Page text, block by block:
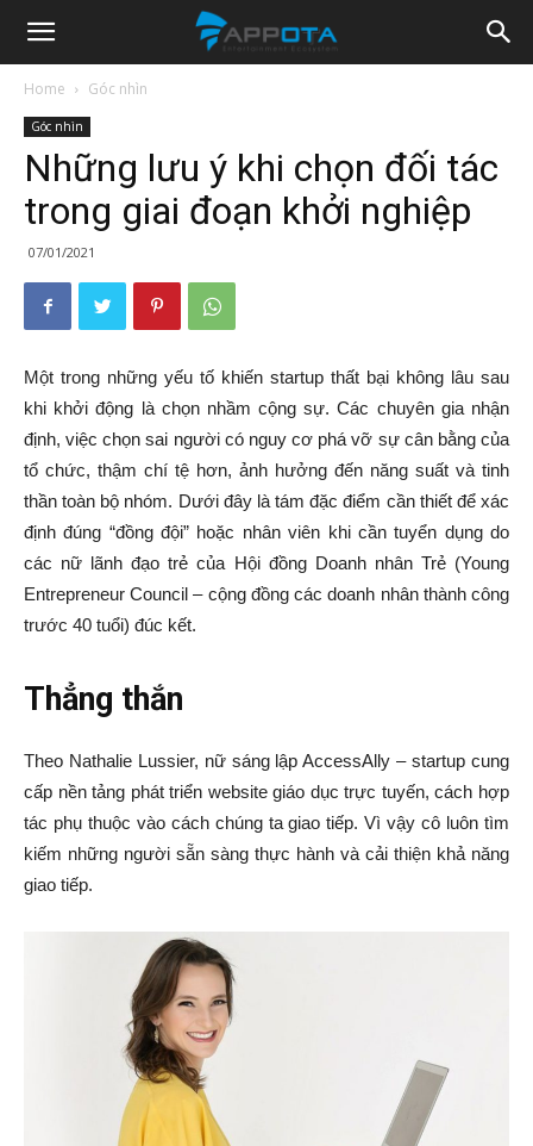
Appota
News
Home Góc nhìn
Góc nhìn
Những lưu ý khi chọn đối tác
trong giai đoạn khởi nghiệp
07/01/2021
Một trong những yếu tố khiến startup thất bại không lâu sau
khi khởi động là chọn nhầm cộng sự. Các chuyên gia nhận
định, việc chọn sai người có nguy cơ phá vỡ sự cân bằng của
tổ chức, thậm chí tệ hơn, ảnh hưởng đến năng suất và tinh
thần toàn bộ nhóm. Dưới đây là tám đặc điểm cần thiết để xác
định đúng “đồng đội” hoặc nhân viên khi cần tuyển dụng do
các nữ lãnh đạo trẻ của Hội đồng Doanh nhân Trẻ (Young
Entrepreneur Council – cộng đồng các doanh nhân thành công
trước 40 tuổi) đúc kết.
Thẳng thắn
Theo Nathalie Lussier, nữ sáng lập AccessAlly – startup cung
cấp nền tảng phát triển website giáo dục trực tuyến, cách hợp
tác phụ thuộc vào cách chúng ta giao tiếp. Vì vậy cô luôn tìm
kiếm những người sẵn sàng thực hành và cải thiện khả năng
giao tiếp.